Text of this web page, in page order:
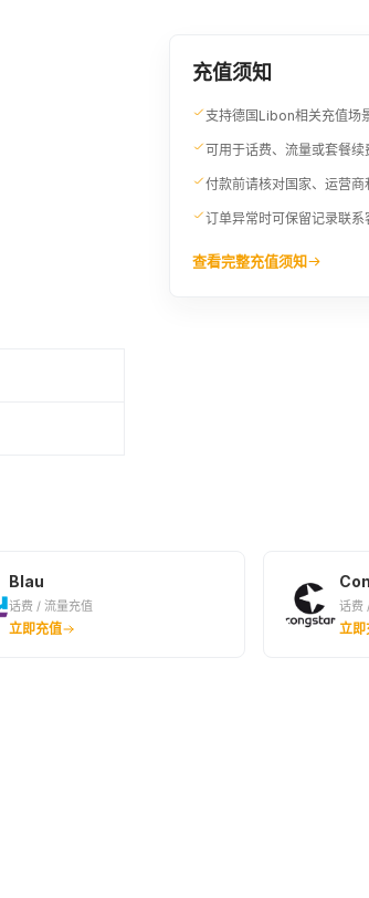
充值须知
支持德国Libon相关充值场
可用于话费、流量或套餐续
付款前请核对国家、运营商
订单异常时可保留记录联系
查看完整充值须知
Blau
话费 / 流量充值
立即充值
话费
立即